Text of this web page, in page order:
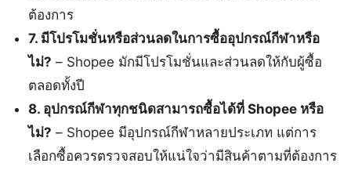
ต้องการ
7. มีโปรโมชั่นหรือส่วนลดในการซื้ออุปกรณ์กีฬาหรือ
ไม่? – Shopee มักมีโปรโมชั่นและส่วนลดให้กับผู้ซื้อ
ตลอดทั้งปี
8. อุปกรณ์กีฬาทุกชนิดสามารถซื้อได้ที่ Shopee หรือ
ไม่? – Shopee มีอุปกรณ์กีฬาหลายประเภท แต่การ
เลือกซื้อควรตรวจสอบให้แน่ใจว่ามีสินค้าตามที่ต้องการ